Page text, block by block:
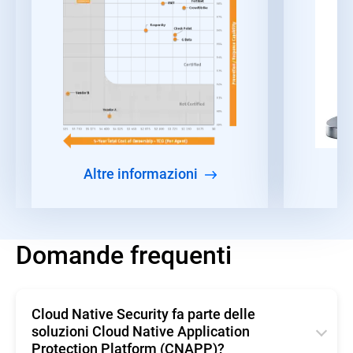
Altre informazioni
Domande frequenti
Cloud Native Security fa parte delle
soluzioni Cloud Native Application
Protection Platform (CNAPP)?